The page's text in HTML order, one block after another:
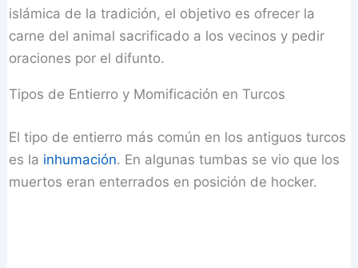
islámica de la tradición, el objetivo es ofrecer la
carne del animal sacrificado a los vecinos y pedir
oraciones por el difunto.
Tipos de Entierro y Momificación en Turcos
El tipo de entierro más común en los antiguos turcos
es la inhumación. En algunas tumbas se vio que los
muertos eran enterrados en posición de hocker.